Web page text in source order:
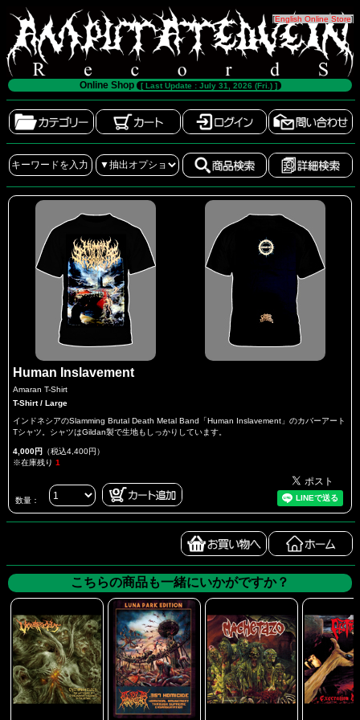
[English Online Store]
Online Shop [ Last Update : July 31, 2026 (Fri.) ]
Human Inslavement
Amaran T-Shirt
T-Shirt / Large
インドネシアのSlamming Brutal Death Metal Band「Human Inslavement」のカバーアート
Tシャツ。シャツはGildan製で生地もしっかりしています。
4,000円 （税込4,400円）
※在庫残り 1
数量：
こちらの商品も一緒にいかがですか？